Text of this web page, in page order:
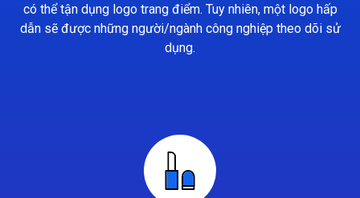
có thể tận dụng logo trang điểm. Tuy nhiên, một logo hấp
dẫn sẽ được những người/ngành công nghiệp theo dõi sử
dụng.